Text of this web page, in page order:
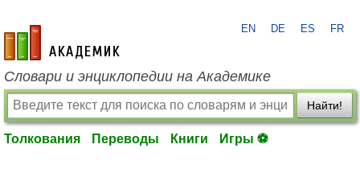
academic.ru
EN DE ES FR
Словари и энциклопедии на Академике
Найти!
Толкования Переводы Книги Игры ⚽